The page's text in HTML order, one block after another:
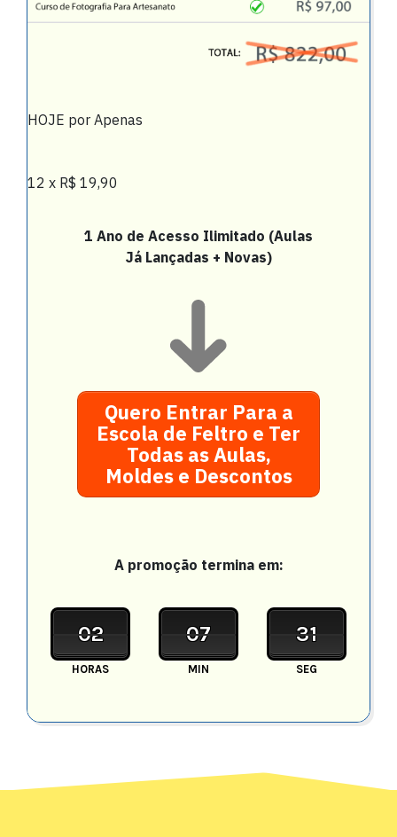
HOJE por Apenas
12 x R$ 19,90
1 Ano de Acesso Ilimitado (Aulas
Já Lançadas + Novas)
Quero Entrar Para a
Escola de Feltro e Ter
Todas as Aulas,
Moldes e Descontos
A promoção termina em:
02
HORAS
07
MIN
28
SEG